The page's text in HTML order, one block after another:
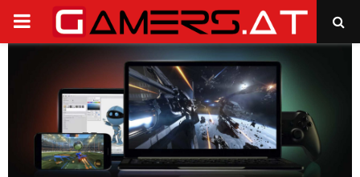
PRIMARY